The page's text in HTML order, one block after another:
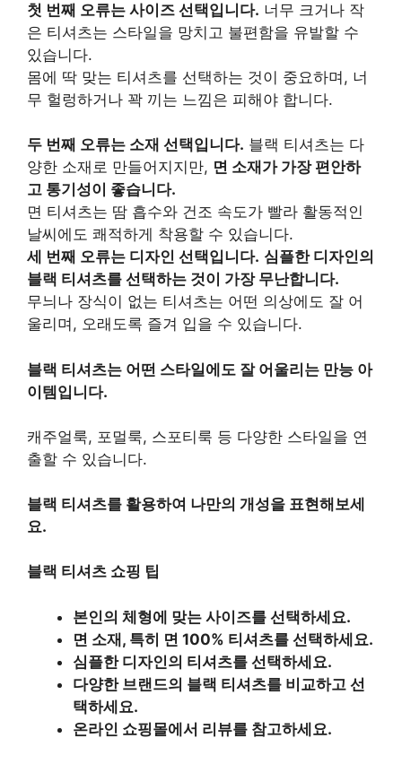
첫 번째 오류는 사이즈 선택입니다. 너무 크거나 작
은 티셔츠는 스타일을 망치고 불편함을 유발할 수
있습니다.
몸에 딱 맞는 티셔츠를 선택하는 것이 중요하며, 너
무 헐렁하거나 꽉 끼는 느낌은 피해야 합니다.
두 번째 오류는 소재 선택입니다. 블랙 티셔츠는 다
양한 소재로 만들어지지만, 면 소재가 가장 편안하
고 통기성이 좋습니다.
면 티셔츠는 땀 흡수와 건조 속도가 빨라 활동적인
날씨에도 쾌적하게 착용할 수 있습니다.
세 번째 오류는 디자인 선택입니다. 심플한 디자인의
블랙 티셔츠를 선택하는 것이 가장 무난합니다.
무늬나 장식이 없는 티셔츠는 어떤 의상에도 잘 어
울리며, 오래도록 즐겨 입을 수 있습니다.
블랙 티셔츠는 어떤 스타일에도 잘 어울리는 만능 아
이템입니다.
캐주얼룩, 포멀룩, 스포티룩 등 다양한 스타일을 연
출할 수 있습니다.
블랙 티셔츠를 활용하여 나만의 개성을 표현해보세
요.
블랙 티셔츠 쇼핑 팁
본인의 체형에 맞는 사이즈를 선택하세요.
면 소재, 특히 면 100% 티셔츠를 선택하세요.
심플한 디자인의 티셔츠를 선택하세요.
다양한 브랜드의 블랙 티셔츠를 비교하고 선
택하세요.
온라인 쇼핑몰에서 리뷰를 참고하세요.